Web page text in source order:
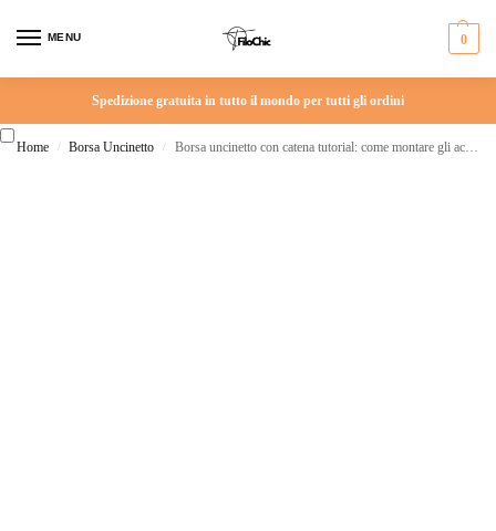
MENU 0
Spedizione gratuita in tutto il mondo per tutti gli ordini
Home / Borsa Uncinetto / Borsa uncinetto con catena tutorial: come montare gli accessori in metallo alla tua sacca